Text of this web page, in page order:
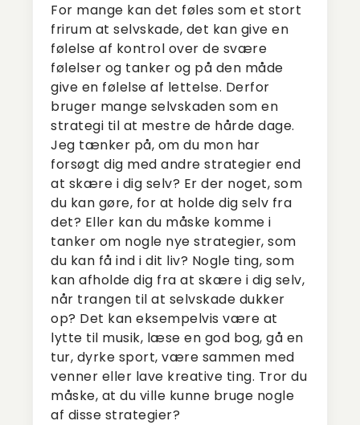
For mange kan det føles som et stort
frirum at selvskade, det kan give en
følelse af kontrol over de svære
følelser og tanker og på den måde
give en følelse af lettelse. Derfor
bruger mange selvskaden som en
strategi til at mestre de hårde dage.
Jeg tænker på, om du mon har
forsøgt dig med andre strategier end
at skære i dig selv? Er der noget, som
du kan gøre, for at holde dig selv fra
det? Eller kan du måske komme i
tanker om nogle nye strategier, som
du kan få ind i dit liv? Nogle ting, som
kan afholde dig fra at skære i dig selv,
når trangen til at selvskade dukker
op? Det kan eksempelvis være at
lytte til musik, læse en god bog, gå en
tur, dyrke sport, være sammen med
venner eller lave kreative ting. Tror du
måske, at du ville kunne bruge nogle
af disse strategier?